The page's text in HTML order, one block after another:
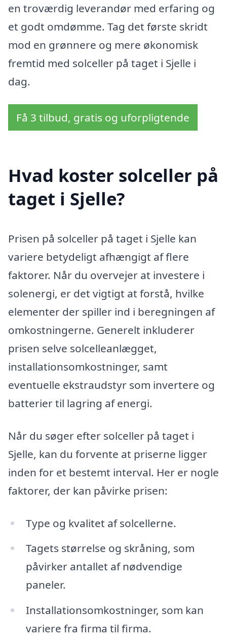
en troværdig leverandør med erfaring og
et godt omdømme. Tag det første skridt
mod en grønnere og mere økonomisk
fremtid med solceller på taget i Sjelle i
dag.
Få 3 tilbud, gratis og uforpligtende
Hvad koster solceller på
taget i Sjelle?
Prisen på solceller på taget i Sjelle kan
variere betydeligt afhængigt af flere
faktorer. Når du overvejer at investere i
solenergi, er det vigtigt at forstå, hvilke
elementer der spiller ind i beregningen af
omkostningerne. Generelt inkluderer
prisen selve solcelleanlægget,
installationsomkostninger, samt
eventuelle ekstraudstyr som invertere og
batterier til lagring af energi.
Når du søger efter solceller på taget i
Sjelle, kan du forvente at priserne ligger
inden for et bestemt interval. Her er nogle
faktorer, der kan påvirke prisen:
Type og kvalitet af solcellerne.
Tagets størrelse og skråning, som
påvirker antallet af nødvendige
paneler.
Installationsomkostninger, som kan
variere fra firma til firma.